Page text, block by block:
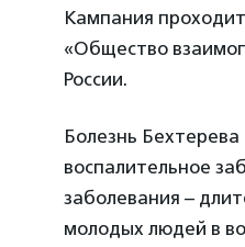
Кампания
«Общество
России.
Болезнь
воспалительное
заболевания –
молодых людей в